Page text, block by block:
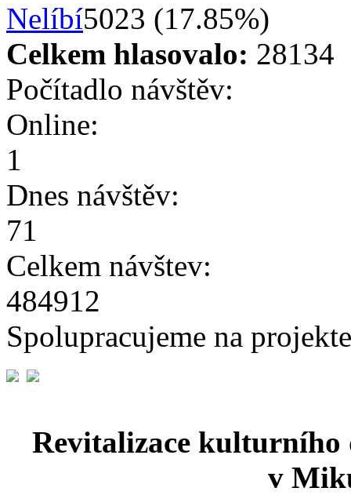
Nelíbí5023 (17.85%)
Celkem hlasovalo: 28134
Počítadlo návštěv:
Online:
1
Dnes návštěv:
71
Celkem návštev:
484912
Spolupracujeme na
Revitalizace
v